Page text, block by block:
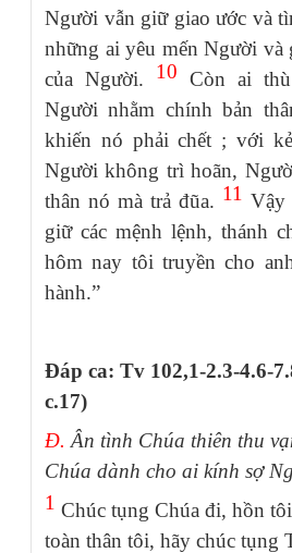
Người vẫn giữ giao ước và
những ai yêu mến Người và
của Người. 10 Còn ai
Người nhằm chính bản
khiến nó phải chết ; với
Người không trì hoãn,
thân nó mà trả đũa. 11 Vậy
giữ các mệnh lệnh, thánh
hôm nay tôi truyền cho
hành.”
Đáp ca: Tv 102,1-2.3-4.6-
c.17)
Đ. Ân tình Chúa thiên thu
Chúa dành cho ai kính sợ
1 Chúc tụng Chúa đi, hồn
toàn thân tôi, hãy chúc tụng